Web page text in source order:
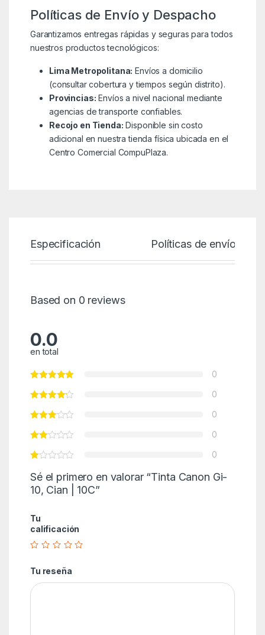
Políticas de Envío y Despacho
Garantizamos entregas rápidas y seguras para todos
nuestros productos tecnológicos:
Lima Metropolitana: Envíos a domicilio
(consultar cobertura y tiempos según distrito).
Provincias: Envíos a nivel nacional mediante
agencias de transporte confiables.
Recojo en Tienda: Disponible sin costo
adicional en nuestra tienda física ubicada en el
Centro Comercial CompuPlaza.
Especificación Políticas de envío
Based on 0 reviews
0.0
en total
0
0
0
0
0
Sé el primero en valorar “Tinta Canon Gi-
10, Cian | 10C”
Tu
calificación
Tu reseña